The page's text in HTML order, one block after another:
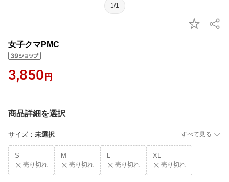
1/1
女子クマPMC
3,850 円
商品詳細を選択
サイズ ： 未選択 すべて見る
S
売り切れ
M
売り切れ
L
売り切れ
XL
売り切れ